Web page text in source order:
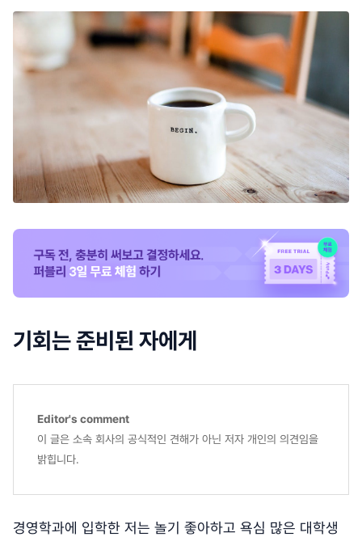
기회는 준비된 자에게
Editor's comment
이 글은 소속 회사의 공식적인 견해가 아닌 저자 개인의 의견임을
밝힙니다.
경영학과에 입학한 저는 놀기 좋아하고 욕심 많은 대학생